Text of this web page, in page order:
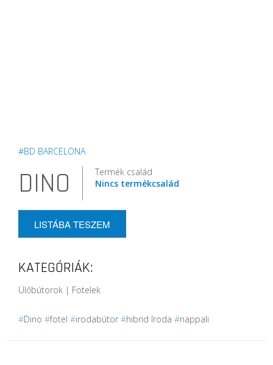
#BD BARCELONA
DINO
Termék család
Nincs termékcsalád
LISTÁBA TESZEM
KATEGÓRIÁK:
Ülőbútorok | Fotelek
#Dino #fotel #irodabútor #hibrid Iroda #nappali